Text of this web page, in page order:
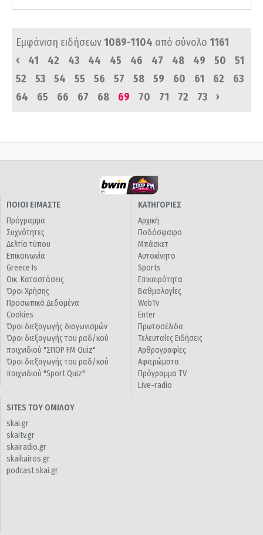
Εμφάνιση ειδήσεων1089-1104 από σύνολο 1161
‹
41 42 43 44 45 46 47 48 49 50
51
52
53 54 55 56 57 58 59 60 61 62
63
64
65 66 67 68 69 70 71 72 73 ›
ΠΟΙΟΙ ΕΙΜΑΣΤΕ
Πρόγραμμα
Συχνότητες
Δελτία τύπου
Επικοινωνία
Greece Is
Οικ. Καταστάσεις
Όροι Χρήσης
Προσωπικά Δεδομένα
Cookies
Όροι διεξαγωγής διαγωνισμών
Όροι διεξαγωγής του ραδ/κού
παιχνιδιού "ΣΠΟΡ FM Quiz"
Όροι διεξαγωγής του ραδ/κού
παιχνιδιού "Sport Quiz"
ΚΑΤΗΓΟΡΙΕΣ
Αρχική
Ποδόσφαιρο
Μπάσκετ
Αυτοκίνητο
Sports
Επικαιρότητα
Βαθμολογίες
WebTv
Enter
Πρωτοσέλιδα
Τελευταίες Ειδήσεις
Αρθρογραφίες
Αφιερώματα
Πρόγραμμα TV
Live-radio
SITES ΤΟΥ ΟΜΙΛΟΥ
skai.gr
skaitv.gr
skairadio.gr
skaikairos.gr
podcast.skai.gr